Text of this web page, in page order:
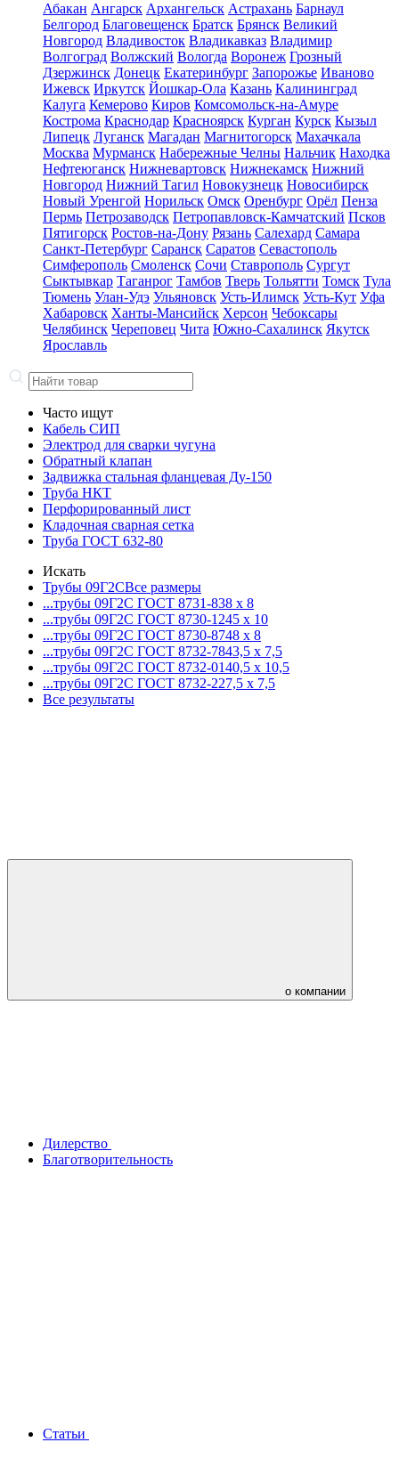
Абакан Ангарск Архангельск Астрахань Барнаул
Белгород Благовещенск Братск Брянск Великий
Новгород Владивосток Владикавказ Владимир
Волгоград Волжский Вологда Воронеж Грозный
Дзержинск Донецк Екатеринбург Запорожье Иваново
Ижевск Иркутск Йошкар-Ола Казань Калининград
Калуга Кемерово Киров Комсомольск-на-Амуре
Кострома Краснодар Красноярск Курган Курск Кызыл
Липецк Луганск Магадан Магнитогорск Махачкала
Москва Мурманск Набережные Челны Нальчик Находка
Нефтеюганск Нижневартовск Нижнекамск Нижний
Новгород Нижний Тагил Новокузнецк Новосибирск
Новый Уренгой Норильск Омск Оренбург Орёл Пенза
Пермь Петрозаводск Петропавловск-Камчатский Псков
Пятигорск Ростов-на-Дону Рязань Салехард Самара
Санкт-Петербург Саранск Саратов Севастополь
Симферополь Смоленск Сочи Ставрополь Сургут
Сыктывкар Таганрог Тамбов Тверь Тольятти Томск Тула
Тюмень Улан-Удэ Ульяновск Усть-Илимск Усть-Кут Уфа
Хабаровск Ханты-Мансийск Херсон Чебоксары
Челябинск Череповец Чита Южно-Сахалинск Якутск
Ярославль
Часто ищут
Кабель СИП
Электрод для сварки чугуна
Обратный клапан
Задвижка стальная фланцевая Ду-150
Труба НКТ
Перфорированный лист
Кладочная сварная сетка
Труба ГОСТ 632-80
Искать
Трубы 09Г2СВсе размеры
...трубы 09Г2С ГОСТ 8731-838 x 8
...трубы 09Г2С ГОСТ 8730-1245 x 10
...трубы 09Г2С ГОСТ 8730-8748 x 8
...трубы 09Г2С ГОСТ 8732-7843,5 x 7,5
...трубы 09Г2С ГОСТ 8732-0140,5 x 10,5
...трубы 09Г2С ГОСТ 8732-227,5 x 7,5
Все результаты
о компании
Дилерство
Благотворительность
Статьи